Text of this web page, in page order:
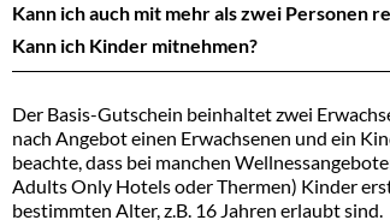
Kann ich auch mit mehr als zwei Personen
Kann ich Kinder mitnehmen?
Der Basis-Gutschein beinhaltet zwei
nach Angebot einen Erwachsenen und ein
beachte, dass bei manchen
Adults Only Hotels oder Thermen) Kinder
bestimmten Alter, z.B. 16 Jahren erlaubt sind.